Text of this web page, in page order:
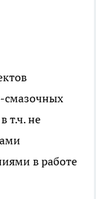
смазочных
т.ч. не
в работе